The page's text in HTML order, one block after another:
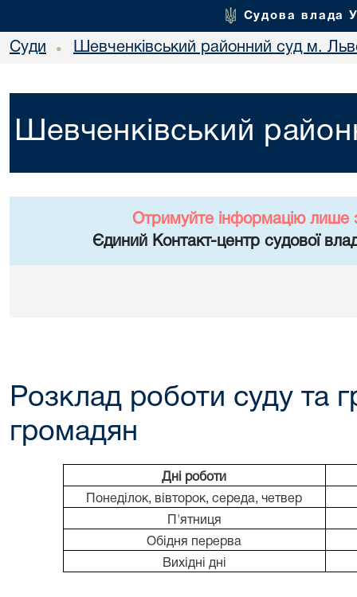
Судова влада
Суди • Шевченківський районний суд м.
Шевченківський
Отримуйте інформацію лише
Єдиний Контакт-центр судової
Розклад роботи суду та
громадян
Дні роботи
Понеділок, вівторок, середа, четвер
П'ятниця
Обідня перерва
Вихідні дні